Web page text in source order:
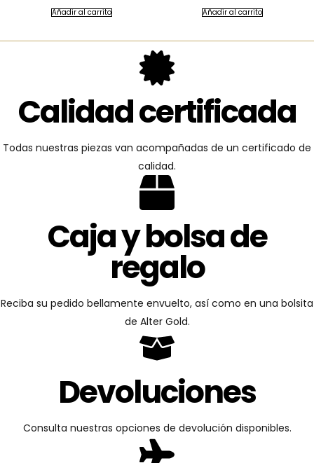
Añadir al carrito Añadir al carrito
Calidad certificada
Todas nuestras piezas van acompañadas de un certificado de
calidad.
Caja y bolsa de
regalo
Reciba su pedido bellamente envuelto, así como en una bolsita
de Alter Gold.
Devoluciones
Consulta nuestras opciones de devolución disponibles.